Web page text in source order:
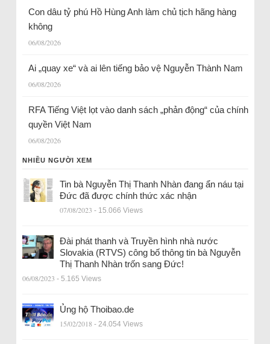
Con dâu tỷ phú Hồ Hùng Anh làm chủ tịch hãng hàng
không
06/08/2026
Ai „quay xe“ và ai lên tiếng bảo vệ Nguyễn Thành Nam
06/08/2026
RFA Tiếng Việt lọt vào danh sách „phản động“ của chính
quyền Việt Nam
06/08/2026
NHIỀU NGƯỜI XEM
Tin bà Nguyễn Thị Thanh Nhàn đang ẩn náu tại
Đức đã được chính thức xác nhận
07/08/2023 - 15.066 Views
Đài phát thanh và Truyền hình nhà nước
Slovakia (RTVS) công bố thông tin bà Nguyễn
Thị Thanh Nhàn trốn sang Đức!
06/08/2023 - 5.165 Views
Ủng hộ Thoibao.de
15/02/2018 - 24.054 Views